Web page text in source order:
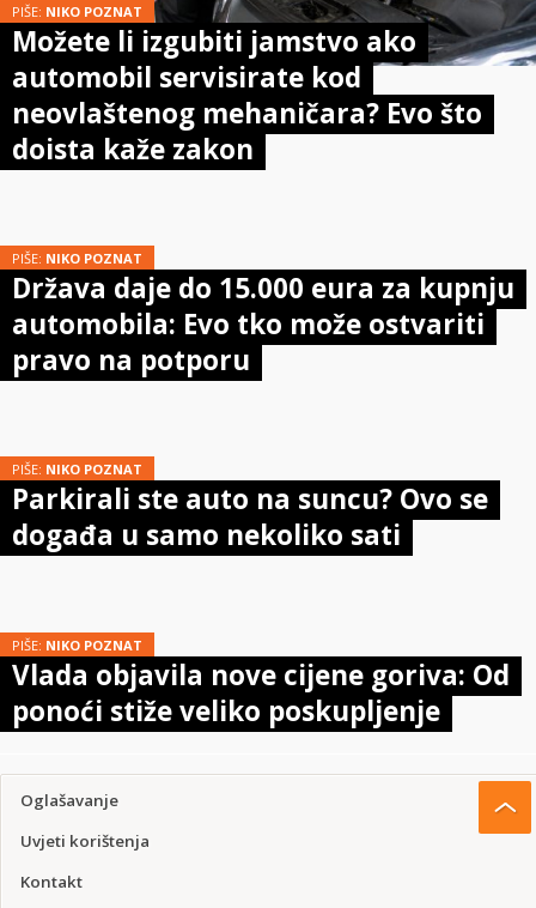
PIŠE: NIKO POZNAT
Možete li izgubiti jamstvo ako
automobil servisirate kod
neovlaštenog mehaničara? Evo što
doista kaže zakon
PIŠE: NIKO POZNAT
Država daje do 15.000 eura za kupnju
automobila: Evo tko može ostvariti
pravo na potporu
PIŠE: NIKO POZNAT
Parkirali ste auto na suncu? Ovo se
događa u samo nekoliko sati
PIŠE: NIKO POZNAT
Vlada objavila nove cijene goriva: Od
ponoći stiže veliko poskupljenje
Oglašavanje
Uvjeti korištenja
Kontakt